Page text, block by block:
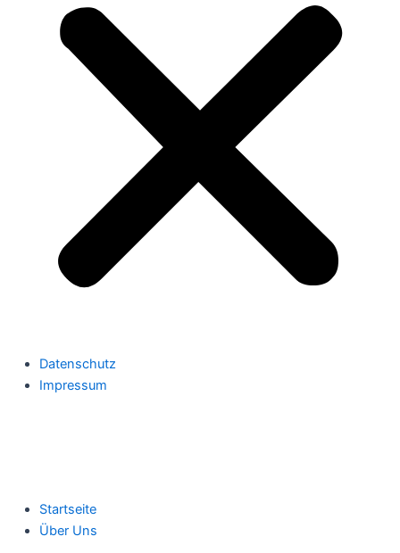
Datenschutz
Impressum
Startseite
Über Uns